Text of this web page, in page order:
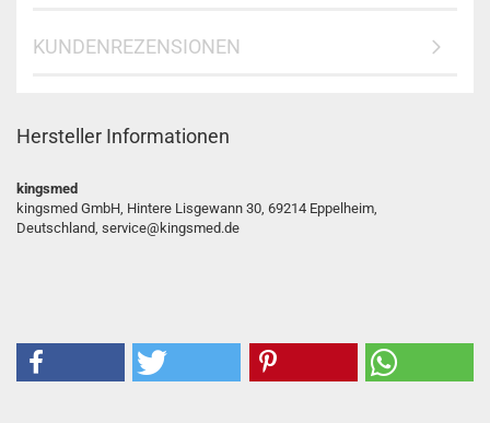
KUNDENREZENSIONEN
Hersteller Informationen
kingsmed
kingsmed GmbH, Hintere Lisgewann 30, 69214 Eppelheim,
Deutschland, service@kingsmed.de